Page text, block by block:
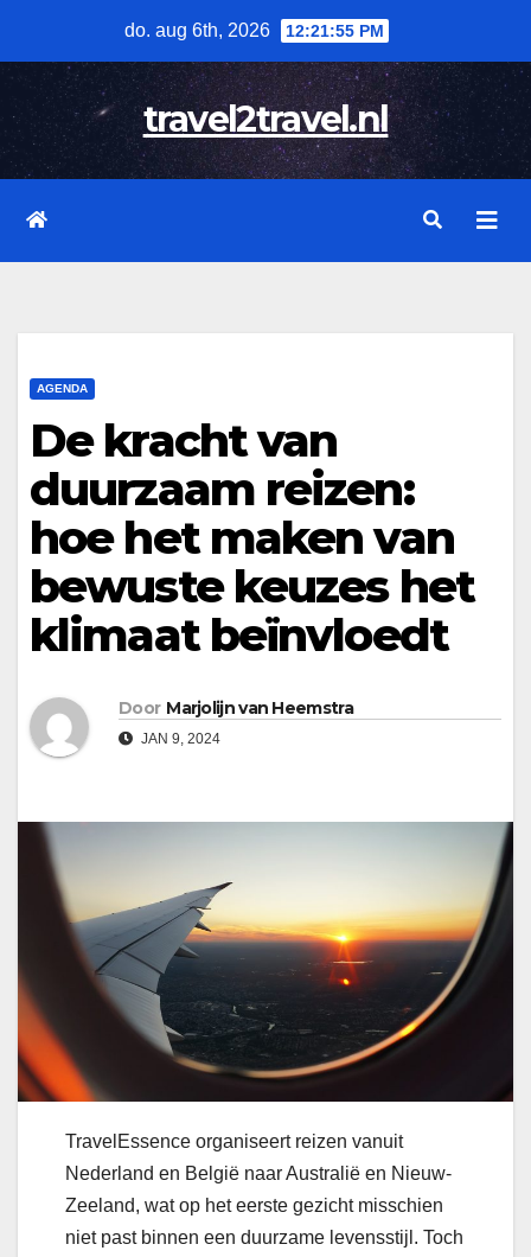
do. aug 6th, 2026 12:21:56 PM
travel2travel.nl
AGENDA
De kracht van
duurzaam reizen:
hoe het maken van
bewuste keuzes het
klimaat beïnvloedt
Door Marjolijn van Heemstra
JAN 9, 2024
TravelEssence organiseert reizen vanuit
Nederland en België naar Australië en Nieuw-
Zeeland, wat op het eerste gezicht misschien
niet past binnen een duurzame levensstijl. Toch